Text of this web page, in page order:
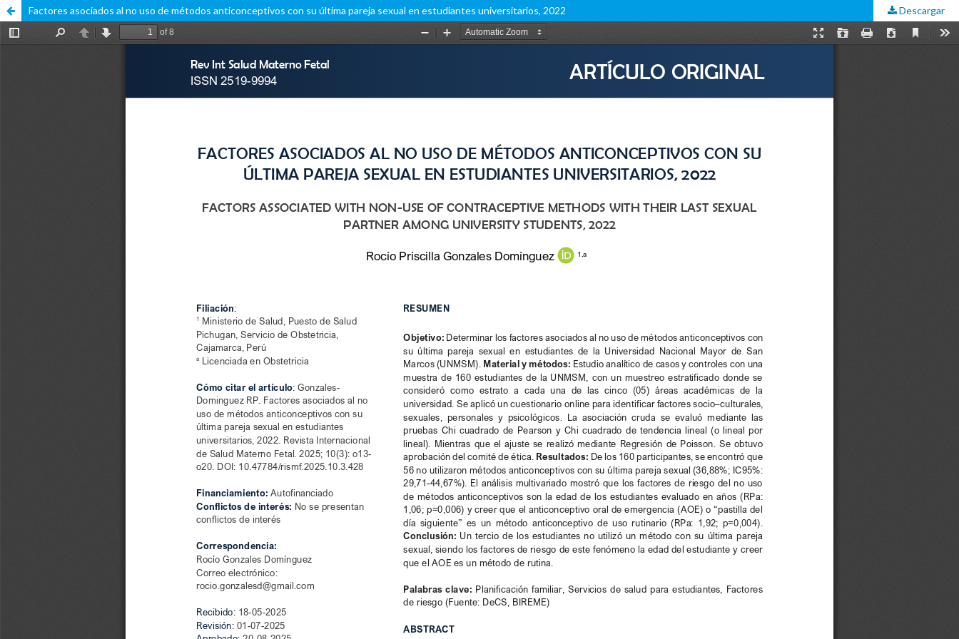
Factores asociados al no uso de métodos anticonceptivos con su última pareja sexual en estudiantes universitarios, 2022 Descargar